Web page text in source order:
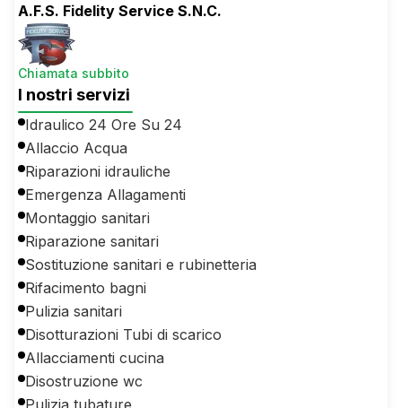
A.F.S. Fidelity Service S.N.C.
Chiamata subbito
I nostri servizi
Idraulico 24 Ore Su 24
Allaccio Acqua
Riparazioni idrauliche
Emergenza Allagamenti
Montaggio sanitari
Riparazione sanitari
Sostituzione sanitari e rubinetteria
Rifacimento bagni
Pulizia sanitari
Disotturazioni Tubi di scarico
Allacciamenti cucina
Disostruzione wc
Pulizia tubature